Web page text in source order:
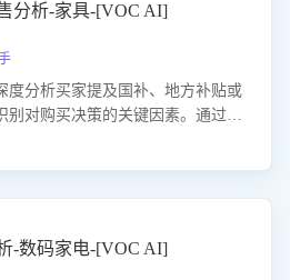
分析-家具-[VOC AI]
度分析买家提及国补、地方补贴或
别对购买决策的关键因素。通过AI
政策提升GMV。
-数码家电-[VOC AI]